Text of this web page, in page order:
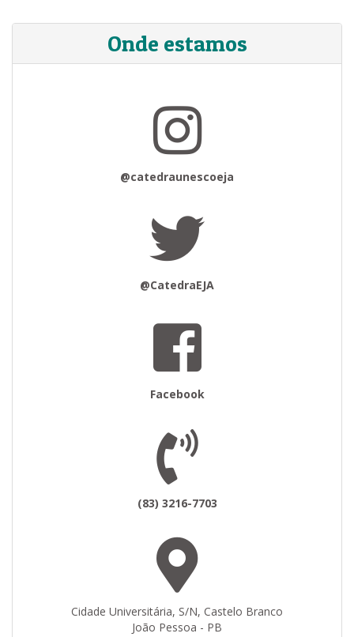
Onde estamos
@catedraunescoeja
@CatedraEJA
Facebook
(83) 3216-7703
Cidade Universitária, S/N, Castelo Branco
João Pessoa - PB